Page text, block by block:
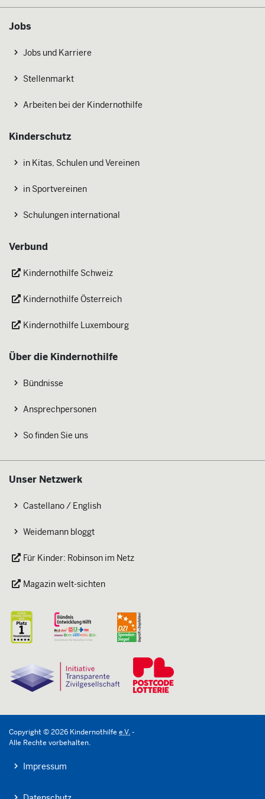
Jobs
Jobs und Karriere
Stellenmarkt
Arbeiten bei der Kindernothilfe
Kinderschutz
in Kitas, Schulen und Vereinen
in Sportvereinen
Schulungen international
Verbund
Kindernothilfe Schweiz
Kindernothilfe Österreich
Kindernothilfe Luxembourg
Über die Kindernothilfe
Bündnisse
Ansprechpersonen
So finden Sie uns
Unser Netzwerk
Castellano / English
Weidemann bloggt
Für Kinder: Robinson im Netz
Magazin welt-sichten
Copyright ©2026 Kindernothilfe e.V.-
Alle Rechte vorbehalten.
Impressum